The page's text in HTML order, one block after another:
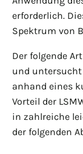
erforderlich.
Spektrum von
Der folgende
und untersucht
anhand eines
Vorteil der
in zahlreiche
der folgenden